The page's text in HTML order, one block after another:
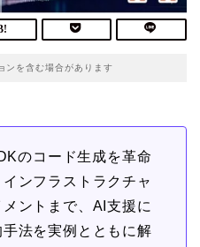
ンを含む場合があります
のコード生成を革命
ンフラストラクチャ
ントまで、AI支援に
法を実例とともに解